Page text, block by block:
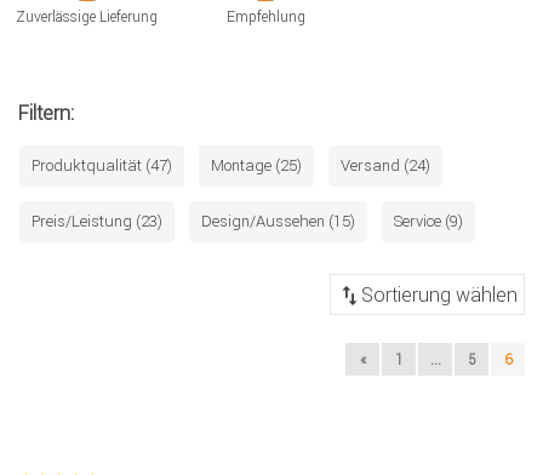
Zuverlässige Lieferung Empfehlung
Filtern:
Produktqualität (47) Montage (25) Versand (24)
Preis/Leistung (23) Design/Aussehen (15) Service (9)
« 1 ... 5 6